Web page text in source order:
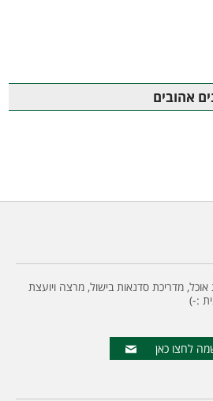
אהובים
אוכל, מדריכת סדנאות בישול, מרצה ויועצת
:-)
לחצו כאן